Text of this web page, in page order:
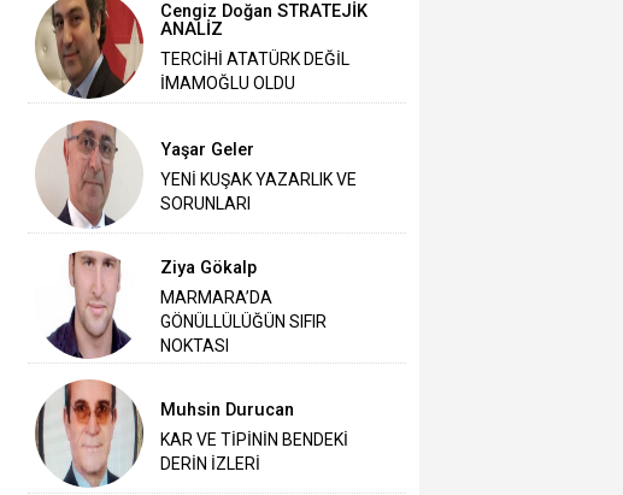
Cengiz Doğan STRATEJİK
ANALİZ
TERCİHİ ATATÜRK DEĞİL
İMAMOĞLU OLDU
Yaşar Geler
‎YENİ KUŞAK YAZARLIK VE
SORUNLARI
Ziya Gökalp
MARMARA’DA
GÖNÜLLÜLÜĞÜN SIFIR
NOKTASI
Muhsin Durucan
KAR VE TİPİNİN BENDEKİ
DERİN İZLERİ